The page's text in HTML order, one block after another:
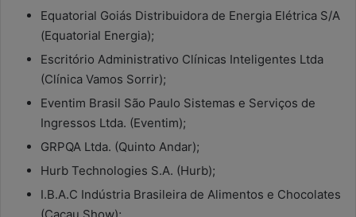
Equatorial Goiás Distribuidora de Energia Elétrica S/A
(Equatorial Energia);
Escritório Administrativo Clínicas Inteligentes Ltda
(Clínica Vamos Sorrir);
Eventim Brasil São Paulo Sistemas e Serviços de
Ingressos Ltda. (Eventim);
GRPQA Ltda. (Quinto Andar);
Hurb Technologies S.A. (Hurb);
I.B.A.C Indústria Brasileira de Alimentos e Chocolates
(Cacau Show);